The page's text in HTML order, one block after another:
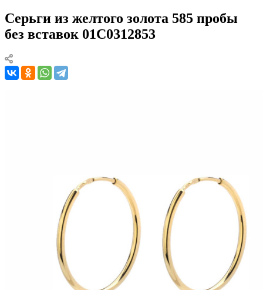
Серьги из желтого золота 585 пробы
без вставок 01С0312853